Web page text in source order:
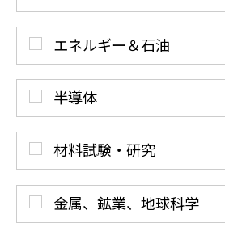
エネルギー＆石油
半導体
材料試験・研究
金属、鉱業、地球科学